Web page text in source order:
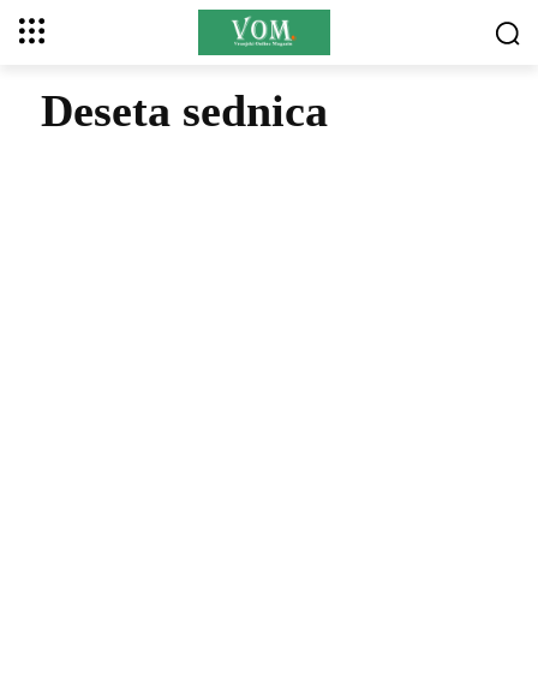
Deseta sednica